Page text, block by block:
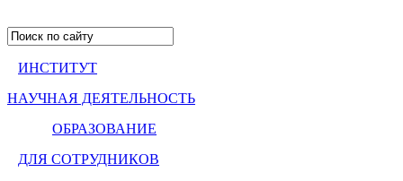
ИНСТИТУТ
НАУЧНАЯ ДЕЯТЕЛЬНОСТЬ
ОБРАЗОВАНИЕ
ДЛЯ СОТРУДНИКОВ